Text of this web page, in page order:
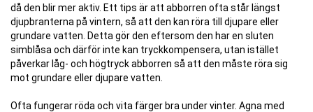
då den blir mer aktiv. Ett tips är att abborren ofta står längst
djupbranterna på vintern, så att den kan röra till djupare eller
grundare vatten. Detta gör den eftersom den har en sluten
simblåsa och därför inte kan tryckkompensera, utan istället
påverkar låg- och högtryck abborren så att den måste röra sig
mot grundare eller djupare vatten.
Ofta fungerar röda och vita färger bra under vinter. Agna med